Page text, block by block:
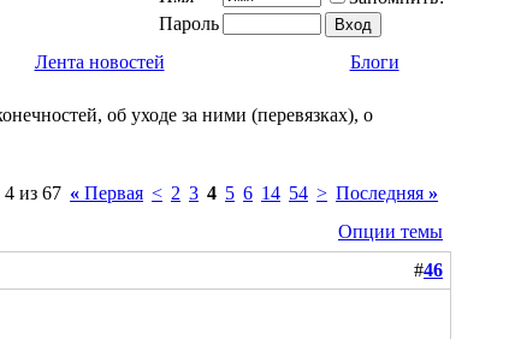
Пароль
Лента новостей Блоги
об уходе за ними (перевязках), о
из 67 « Первая < 2 3 4 5 6 14 54 > Последняя »
Опции темы
#46